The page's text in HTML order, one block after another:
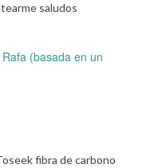
saludos
(basada en un
fibra de carbono